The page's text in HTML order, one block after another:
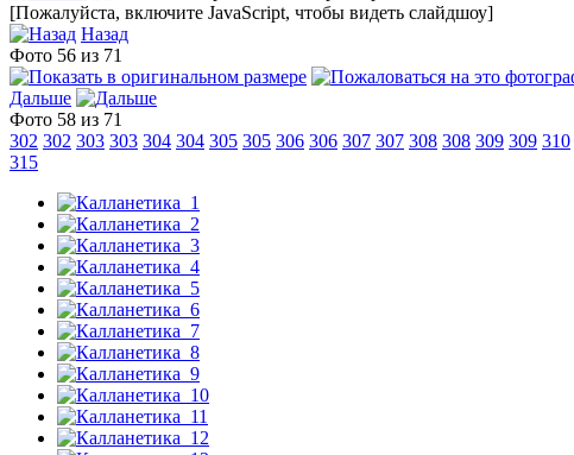
[Пожалуйста, включите JavaScript, чтобы видеть слайдшоу]
Назад
Фото 56 из 71
Дальше
Фото 58 из 71
302 302 303 303 304 304 305 305 306 306 307 307 308 308 309 309 310
315